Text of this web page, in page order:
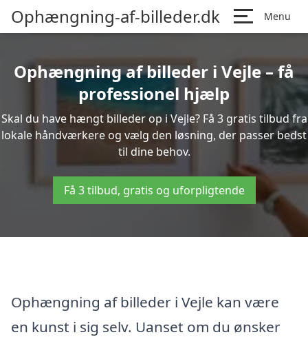
Ophængning-af-billeder.dk Menu
Ophængning af billeder i Vejle – få
professionel hjælp
Skal du have hængt billeder op i Vejle? Få 3 gratis tilbud fra
lokale håndværkere og vælg den løsning, der passer bedst
til dine behov.
Få 3 tilbud, gratis og uforpligtende
Ophængning af billeder i Vejle kan være
en kunst i sig selv. Uanset om du ønsker